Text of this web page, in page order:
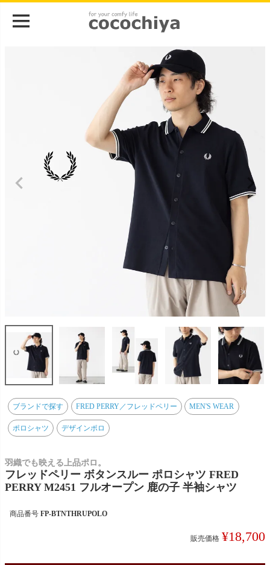
ブランドで探す FRED PERRY／フレッドペリー MEN'S WEAR
ポロシャツ デザインポロ
羽織でも映える上品ポロ。
フレッドペリー ボタンスルー ポロシャツ FRED
PERRY M2451 フルオープン 鹿の子 半袖シャツ
商品番号 FP-BTNTHRUPOLO
販売価格 ¥18,700